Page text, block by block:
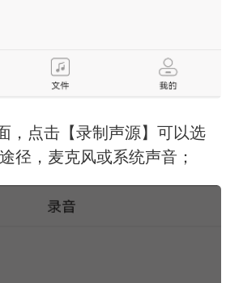
，点击【录制声源】可以选
径，麦克风或系统声音；